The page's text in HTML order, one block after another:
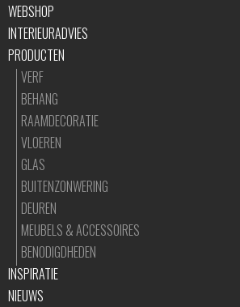
WEBSHOP
INTERIEURADVIES
PRODUCTEN
VERF
BEHANG
RAAMDECORATIE
VLOEREN
GLAS
BUITENZONWERING
DEUREN
MEUBELS & ACCESSOIRES
BENODIGDHEDEN
INSPIRATIE
NIEUWS